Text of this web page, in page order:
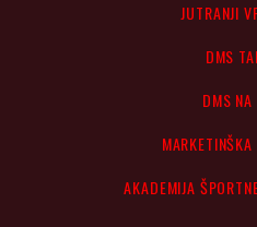
JUTRANJI
DMS
DMS
AKADEMIJA